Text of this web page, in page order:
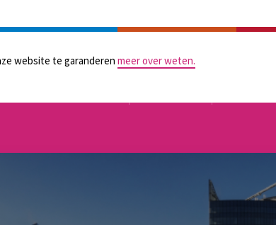
website te garanderen meer over weten.